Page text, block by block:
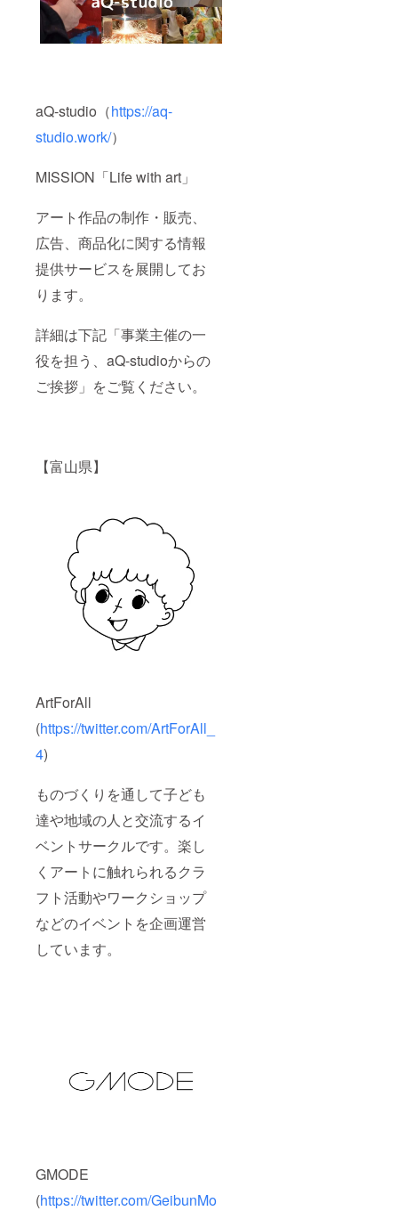
aQ-studio（https://aq-
studio.work/）
MISSION「Life with art」
アート作品の制作・販売、
広告、商品化に関する情報
提供サービスを展開してお
ります。
詳細は下記「事業主催の一
役を担う、aQ-studioからの
ご挨拶」をご覧ください。
【富山県】
ArtForAll
(https://twitter.com/ArtForAll_
4)
ものづくりを通して子ども
達や地域の人と交流するイ
ベントサークルです。楽し
くアートに触れられるクラ
フト活動やワークショップ
などのイベントを企画運営
しています。
GMODE
(https://twitter.com/GeibunMo